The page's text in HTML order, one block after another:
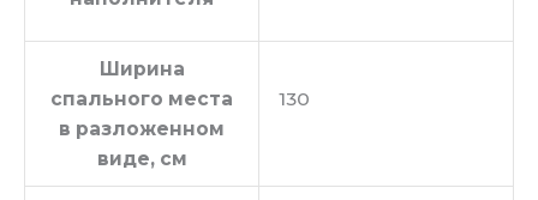
Ширина
спального места
в разложенном
виде, см
130